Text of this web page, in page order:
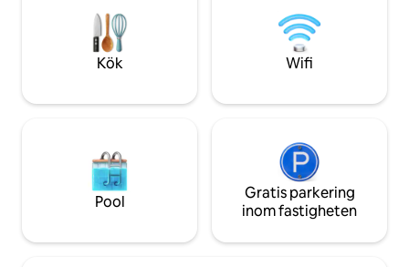
mindre) till nationalparkerna Rainier och
Olympic, havet, djurparken,
djurparkerna.
bortom. Sitt vid
eldstaden under
eller slappna av
däcksmöblerna.
Kök Wifi
Pool
Gratis parkering
inom fastigheten